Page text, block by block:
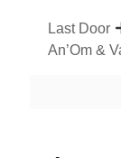
Last Door
An’Om &